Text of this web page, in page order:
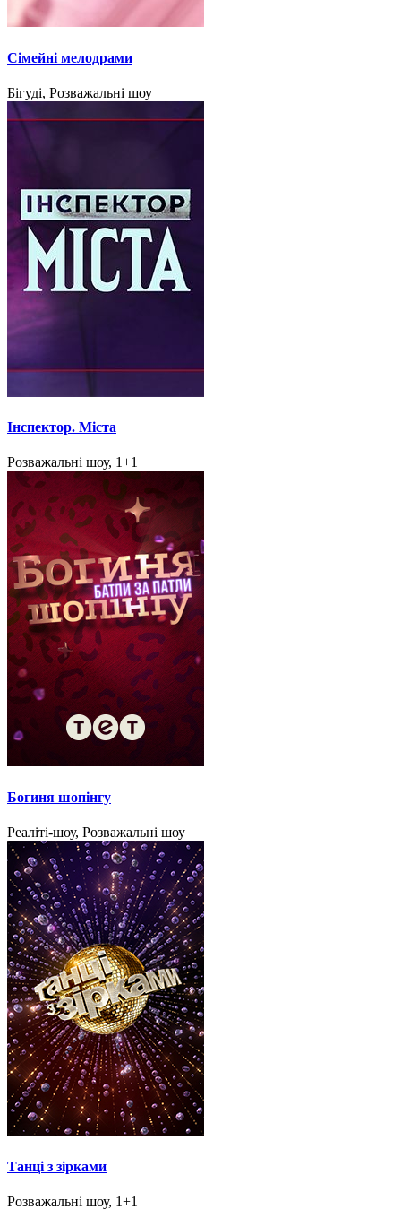
Сімейні мелодрами
Бігуді, Розважальні шоу
Інспектор. Міста
Розважальні шоу, 1+1
Богиня шопінгу
Реаліті-шоу, Розважальні шоу
Танці з зірками
Розважальні шоу, 1+1